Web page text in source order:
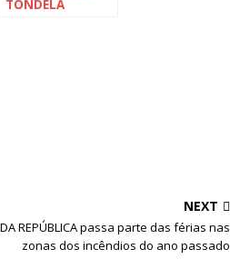
TONDELA
NEXT
DA REPÚBLICA passa parte das férias nas
zonas dos incêndios do ano passado